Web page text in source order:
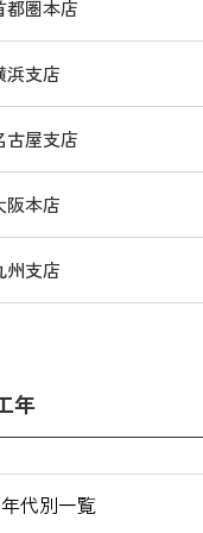
都圏本店
浜支店
古屋支店
阪本店
州支店
年